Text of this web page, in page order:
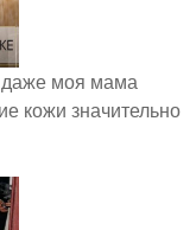
даже моя мама
кожи значительно